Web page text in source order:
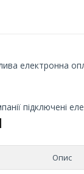
підключені
Опис